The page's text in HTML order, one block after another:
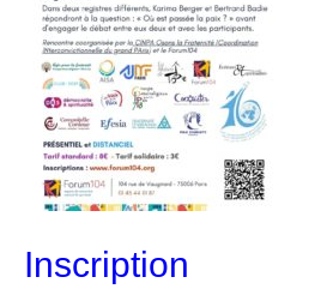
Inscription